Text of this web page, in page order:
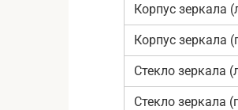
Корпус зеркала
Корпус зеркала
Стекло зеркала
Стекло зеркала